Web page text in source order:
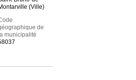
(Ville)
de
la municipalité